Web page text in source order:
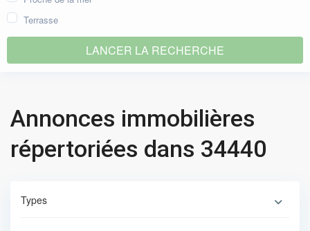
Terrasse
Annonces immobilières
répertoriées dans 34440
Types